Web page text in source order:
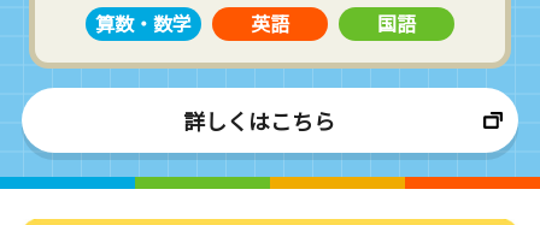
算数・数学
英語 国語
詳しくはこちら